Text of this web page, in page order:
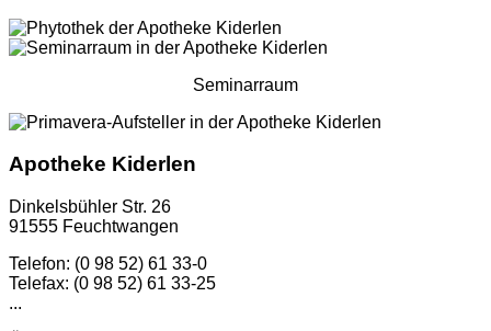
Seminarraum
Apotheke Kiderlen
Dinkelsbühler Str. 26
91555 Feuchtwangen
Telefon: (0 98 52) 61 33-0
Telefax: (0 98 52) 61 33-25
...